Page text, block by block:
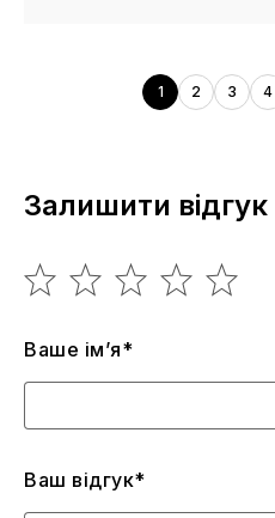
1 2 3 4
Залишити відгук
Ваше ім’я*
Ваш відгук*